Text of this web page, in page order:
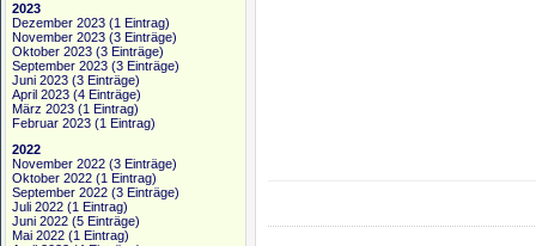
2023
Dezember 2023 (1 Eintrag)
November 2023 (3 Einträge)
Oktober 2023 (3 Einträge)
September 2023 (3 Einträge)
Juni 2023 (3 Einträge)
April 2023 (4 Einträge)
März 2023 (1 Eintrag)
Februar 2023 (1 Eintrag)
2022
November 2022 (3 Einträge)
Oktober 2022 (1 Eintrag)
September 2022 (3 Einträge)
Juli 2022 (1 Eintrag)
Juni 2022 (5 Einträge)
Mai 2022 (1 Eintrag)